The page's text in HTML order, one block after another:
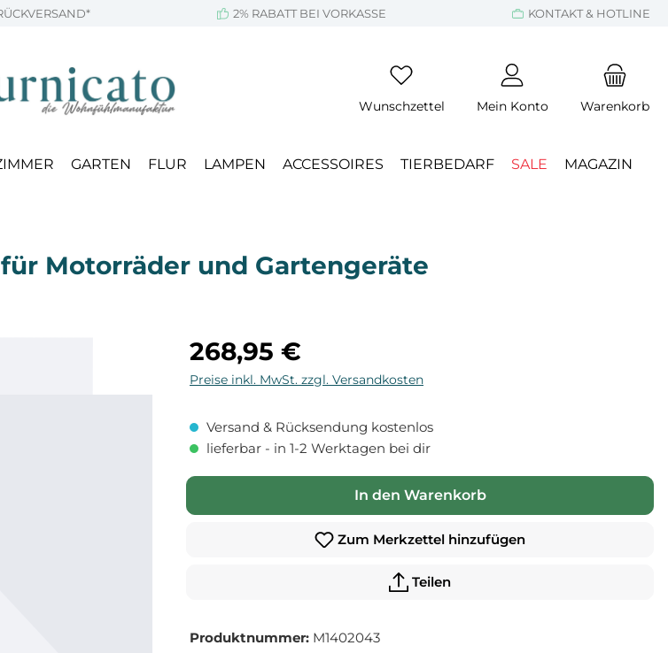
2% RABATT BEI VORKASSE KONTAKT & HOTLINE
Wunschzettel Mein Konto Warenkorb
GARTEN FLUR LAMPEN ACCESSOIRES TIERBEDARF SALE MAGAZIN
Motorräder und Gartengeräte
Regulärer Preis:
268,95 €
Preise inkl. MwSt. zzgl. Versandkosten
Versand & Rücksendung kostenlos
lieferbar - in 1-2 Werktagen bei dir
In den Warenkorb
Zum Merkzettel hinzufügen
Teilen
Produktnummer: M1402043